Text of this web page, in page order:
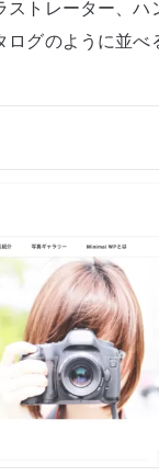
ストレーター、
ログのように並べ